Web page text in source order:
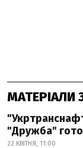
"Дружба"
22 КВІТНЯ, 11:00